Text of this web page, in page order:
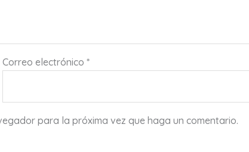
Correo electrónico*
para la próxima vez que haga un comentario.